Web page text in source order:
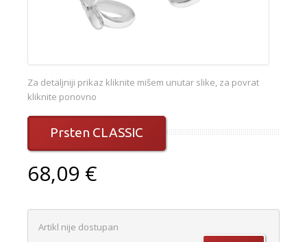
Za detaljniji prikaz kliknite mišem unutar slike, za povrat
kliknite ponovno
Prsten CLASSIC
68,09 €
Artikl nije dostupan